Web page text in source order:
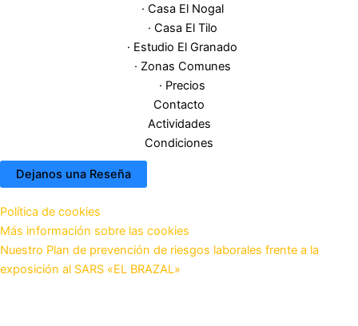
· Casa El Nogal
· Casa El Tilo
· Estudio El Granado
· Zonas Comunes
· Precios
Contacto
Actividades
Condiciones
Dejanos una Reseña
Política de cookies
Más información sobre las cookies
Nuestro Plan de prevención de riesgos laborales frente a la
exposición al SARS «EL BRAZAL»